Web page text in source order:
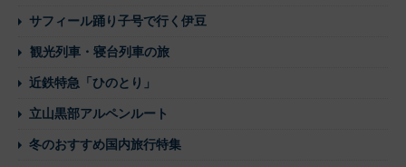
サフィール踊り子号で行く伊豆
観光列車・寝台列車の旅
近鉄特急「ひのとり」
立山黒部アルペンルート
冬のおすすめ国内旅行特集